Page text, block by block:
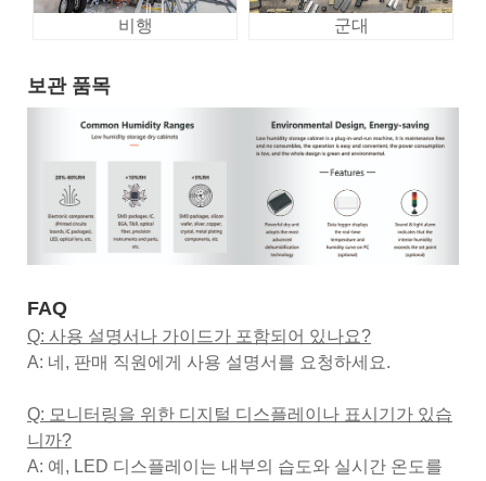
비행 군대
보관 품목
FAQ
Q: 사용 설명서나 가이드가 포함되어 있나요?
A: 네, 판매 직원에게 사용 설명서를 요청하세요.
Q: 모니터링을 위한 디지털 디스플레이나 표시기가 있습
니까?
A: 예, LED 디스플레이는 내부의 습도와 실시간 온도를